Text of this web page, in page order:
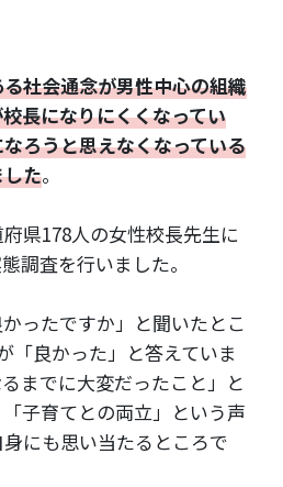
社会通念が男性中心の組織
長になりにくくなってい
ろうと思えなくなっている
た。
県178人の女性校長先生に
調査を行いました。
かったですか」と聞いたとこ
「良かった」と答えていま
までに大変だったこと」と
子育てとの両立」という声
にも思い当たるところで